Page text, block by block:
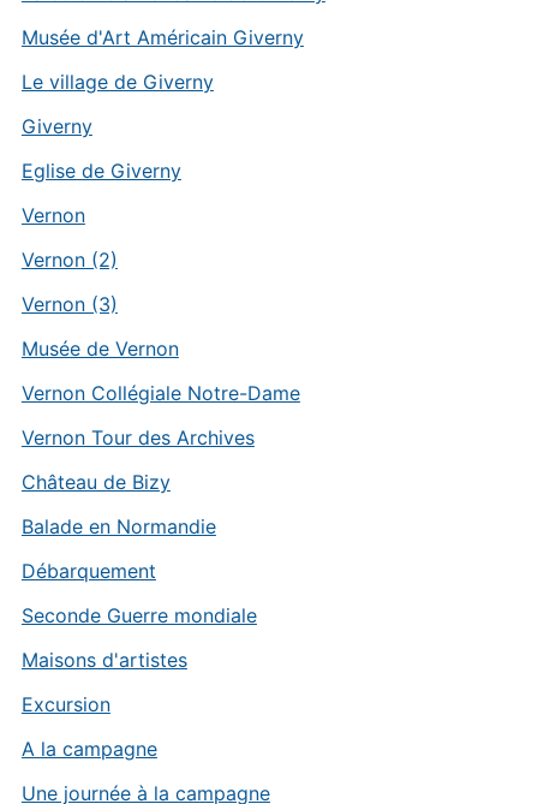
Musée d'Art Américain Giverny
Le village de Giverny
Giverny
Eglise de Giverny
Vernon
Vernon (2)
Vernon (3)
Musée de Vernon
Vernon Collégiale Notre-Dame
Vernon Tour des Archives
Château de Bizy
Balade en Normandie
Débarquement
Seconde Guerre mondiale
Maisons d'artistes
Excursion
A la campagne
Une journée à la campagne